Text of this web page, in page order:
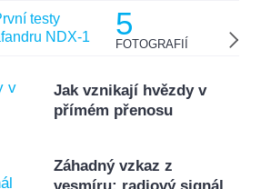
5
FOTOGRAFIÍ
Jak vznikají hvězdy v
přímém přenosu
Záhadný vzkaz z